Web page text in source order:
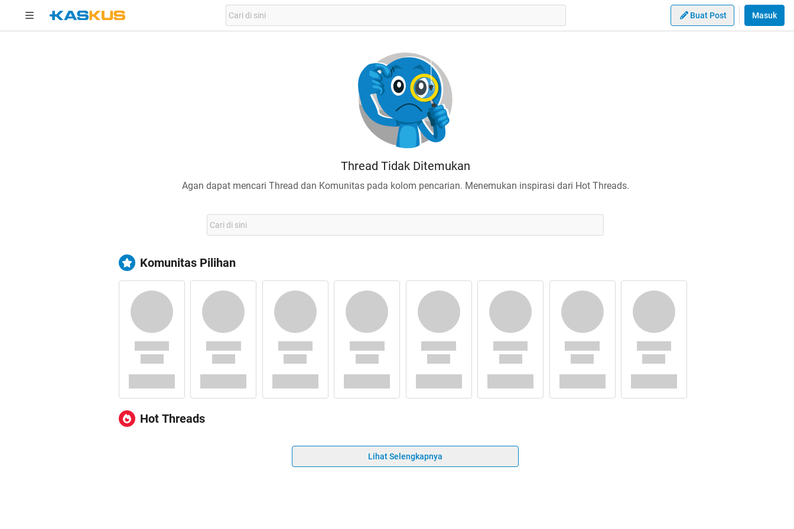
Buat Post Masuk
Thread Tidak Ditemukan
Agan dapat mencari Thread dan Komunitas pada kolom pencarian. Menemukan inspirasi dari Hot Threads.
Komunitas Pilihan
Hot Threads
Lihat Selengkapnya